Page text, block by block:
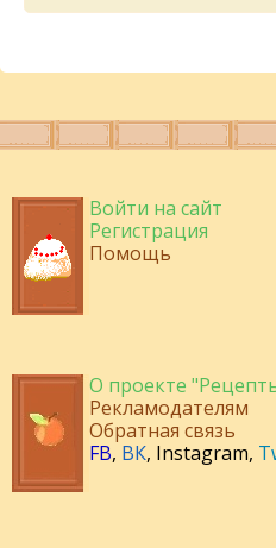
Войти на сайт
Регистрация
Помощь
О проекте
Рекламодателям
Обратная связь
FB, ВК, Instagram,